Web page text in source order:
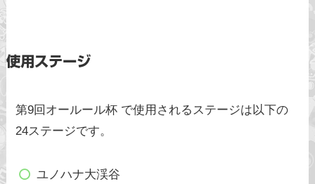
使用ステージ
第9回オールール杯 で使用されるステージは以下の
24ステージです。
ユノハナ大渓谷